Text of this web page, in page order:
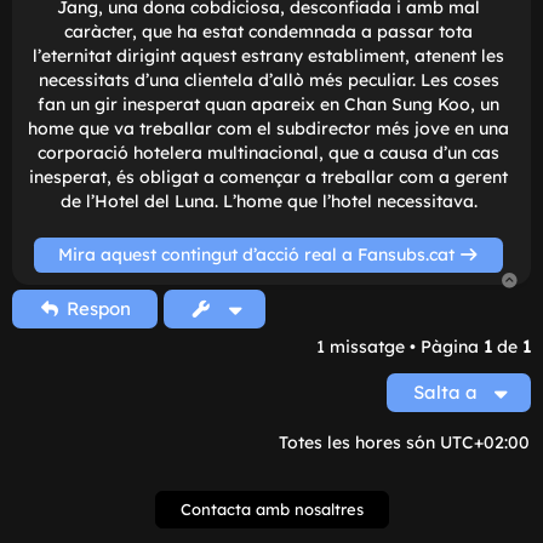
Sinopsi:
Just al cor de la ciutat de Seül, hi ha un curiós i vell
un testimoni del fet que les coses no sempre són el
semblen. Al capdavant d'aquest hotel hi ha la Man
Jang, una dona cobdiciosa, desconfiada i amb mal
caràcter, que ha estat condemnada a passar tota
l'eternitat dirigint aquest estrany establiment, atenent
necessitats d'una clientela d'allò més peculiar. Les
fan un gir inesperat quan apareix en Chan Sung Koo,
home que va treballar com el subdirector més jove en
corporació hotelera multinacional, que a causa d'un
inesperat, és obligat a començar a treballar com a
de l'Hotel del Luna. L'home que l'hotel necessitava.
Mira aquest contingut d’acció real a Fansubs.cat
Respon
1 missatge • Pàgina 1 de 1
Salta a
Totes les hores són UTC+02:00
Contacta amb nosaltres